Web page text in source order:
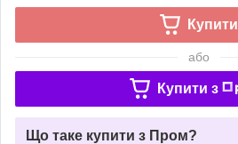
Купити
або
Купити з
Що таке купити з Пром?